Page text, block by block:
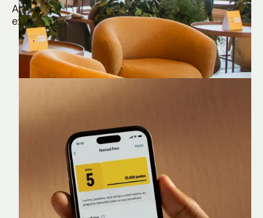
Aproveite todos os benefícios e vantagens
exclusivas da sua Conta Internacional
Nomad Lounge
Sala VIP no Aeroporto de Guarulhos